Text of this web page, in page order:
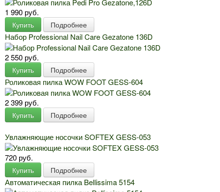
1 990 руб.
Купить Подробнее
Набор Professional Nail Care Gezatone 136D
2 550 руб.
Купить Подробнее
Роликовая пилка WOW FOOT GESS-604
2 399 руб.
Купить Подробнее
Увлажняющие носочки SOFTEX GESS-053
720 руб.
Купить Подробнее
Автоматическая пилка Bellissima 5154